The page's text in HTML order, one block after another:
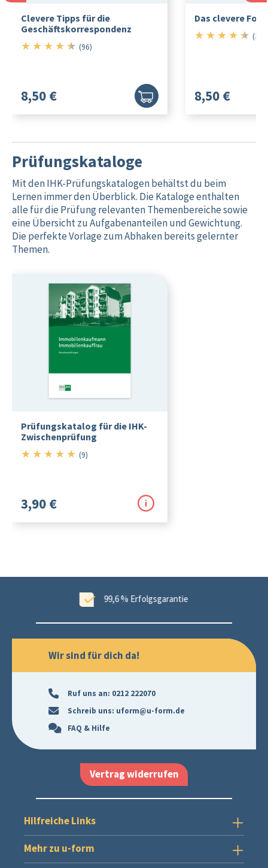
Clevere Tipps für die
Geschäftskorrespondenz
★ ★ ★ ★ ★ 4.5/5
(96)
8,50 €
Das clevere
★ ★ ★ ★ ★ 4.5/5
8,50 €
Prüfungskataloge
Mit den IHK-Prüfungskatalogen behältst du beim
Lernen immer den Überblick. Die Kataloge enthalten
alle für die Prüfung relevanten Themenbereiche sowie
eine Übersicht zu Aufgabenanteilen und Gewichtung.
Die perfekte Vorlage zum Abhaken bereits gelernter
Themen.
Prüfungskatalog für die IHK-
Zwischenprüfung
★ ★ ★ ★ ★ 5/5
(9)
3,90 €
99,6 % Erfolgsgarantie
Wir sind für dich da!
Ruf uns an: 0212 222070
Schreib uns: uform@u-form.de
FAQ & Hilfe
Vertrag widerrufen
Hilfreiche Links
Mehr zu u-form